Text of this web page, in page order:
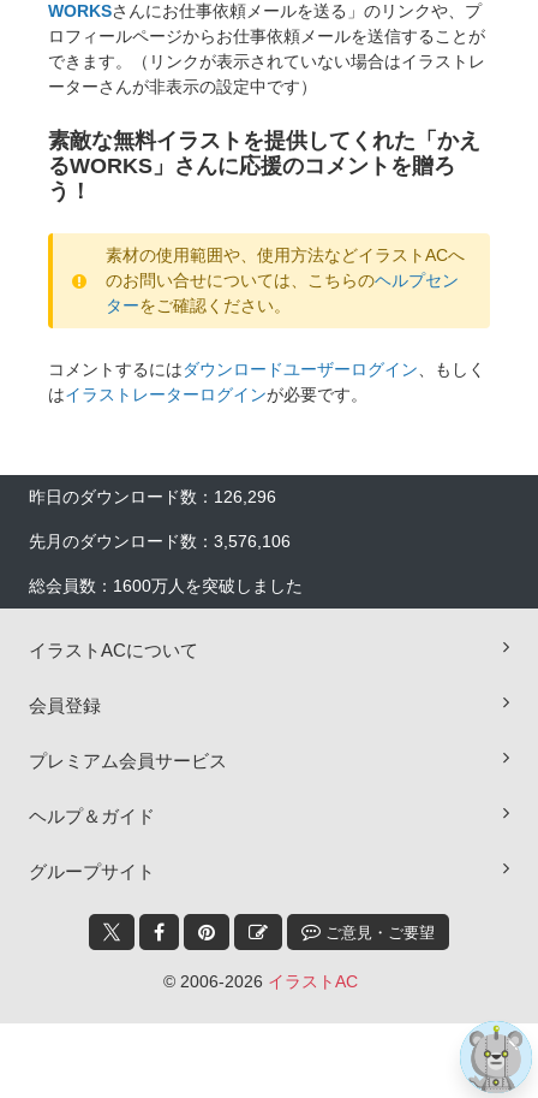
WORKSさんにお仕事依頼メールを送る」のリンクや、プ
ロフィールページからお仕事依頼メールを送信することが
できます。（リンクが表示されていない場合はイラストレ
ーターさんが非表示の設定中です）
素敵な無料イラストを提供してくれた「かえ
るWORKS」さんに応援のコメントを贈ろ
う！
素材の使用範囲や、使用方法などイラストACへ
のお問い合せについては、こちらのヘルプセン
ターをご確認ください。
コメントするにはダウンロードユーザーログイン 、もしく
はイラストレーターログインが必要です。
昨日のダウンロード数：126,296
先月のダウンロード数：3,576,106
総会員数：1600万人を突破しました
イラストACについて
会員登録
プレミアム会員サービス
ヘルプ＆ガイド
グループサイト
ご意見・ご要望
© 2006-2026 イラストAC